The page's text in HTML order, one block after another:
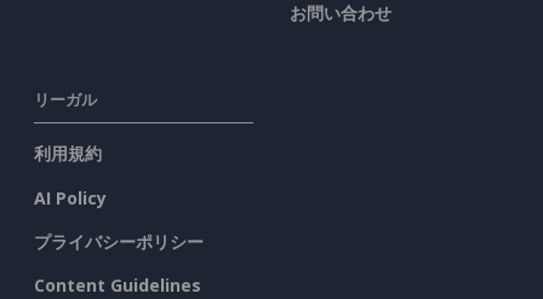
お問い合わせ
リーガル
利用規約
AI Policy
プライバシーポリシー
Content Guidelines